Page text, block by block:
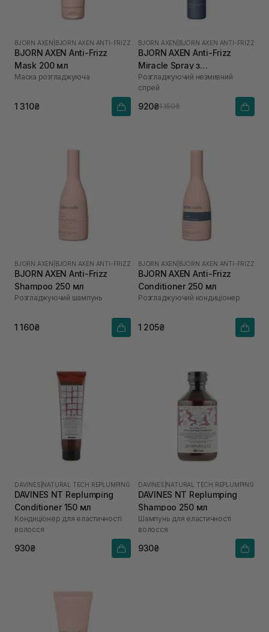
BJORN AXEN BJORN AXEN ANTI-FRIZZ
BJORN AXEN Anti-Frizz
Mask 200 мл
Маска розгладжуюча
1 310₴
BJORN AXEN BJORN AXEN ANTI-FRIZZ
BJORN AXEN Anti-Frizz
Miracle Spray з
термозахистом до 220°C
для всіх типів волосся 150
мл
Розгладжуючий незмивний
спрей
920₴1 150₴
BJORN AXEN BJORN AXEN ANTI-FRIZZ
BJORN AXEN Anti-Frizz
Shampoo 250 мл
Розгладжуючий шампунь
1 160₴
BJORN AXEN BJORN AXEN ANTI-FRIZZ
BJORN AXEN Anti-Frizz
Conditioner 250 мл
Розгладжуючий кондиціонер
1 205₴
DAVINES NATURAL TECH REPLUMPING
DAVINES NT Replumping
Conditioner 150 мл
Кондиціонер для еластичності
волосся
930₴
DAVINES NATURAL TECH REPLUMPING
DAVINES NT Replumping
Shampoo 250 мл
Шампунь для еластичності
волосся
930₴